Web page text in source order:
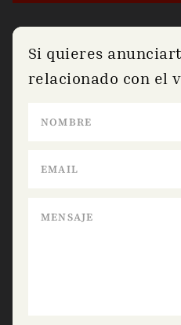
Si quieres
relacionado con el